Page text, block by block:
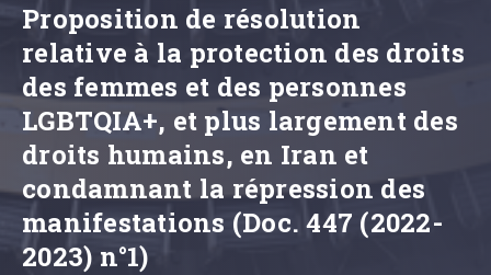
Proposition de résolution
relative à la protection des droits
des femmes et des personnes
LGBTQIA+, et plus largement des
droits humains, en Iran et
condamnant la répression des
manifestations (Doc. 447 (2022-
2023) n°1)